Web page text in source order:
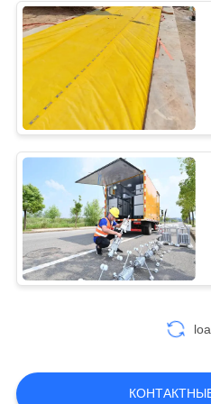
насосы
ткань